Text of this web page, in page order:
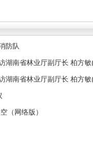
防队
湖南省林业厅副厅长 柏方
湖南省林业厅副厅长 柏方
（网络版）